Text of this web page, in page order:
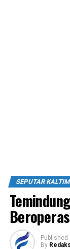
SEPUTAR KALTIM
Published
By